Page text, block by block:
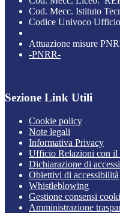
Cod. Mecc. Istituto
Codice Univoco
Attuazione misure
-PNRR-
Sezione Link Utili
Cookie policy
Note legali
Informativa Privacy
Ufficio Relazioni con il
Dichiarazione di
Obiettivi di accessibilità
Whistleblowing
Gestione consensi
Amministrazione